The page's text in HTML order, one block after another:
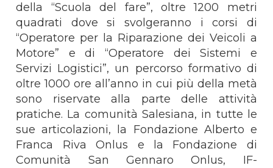
della “Scuola del fare”, oltre 1200 metri
quadrati dove si svolgeranno i corsi di
“Operatore per la Riparazione dei Veicoli a
Motore” e di “Operatore dei Sistemi e
Servizi Logistici”, un percorso formativo di
oltre 1000 ore all’anno in cui più della metà
sono riservate alla parte delle attività
pratiche. La comunità Salesiana, in tutte le
sue articolazioni, la Fondazione Alberto e
Franca Riva Onlus e la Fondazione di
Comunità San Gennaro Onlus, IF-